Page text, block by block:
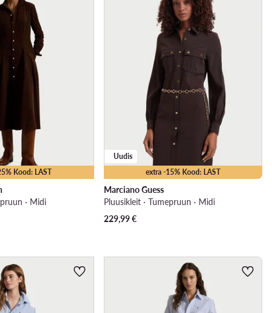
Kood: LAST
· Midi
extra -15% Kood: LAST
Uudis
Marciano Guess
Pluusikleit · Tumepruun · Midi
229,99€